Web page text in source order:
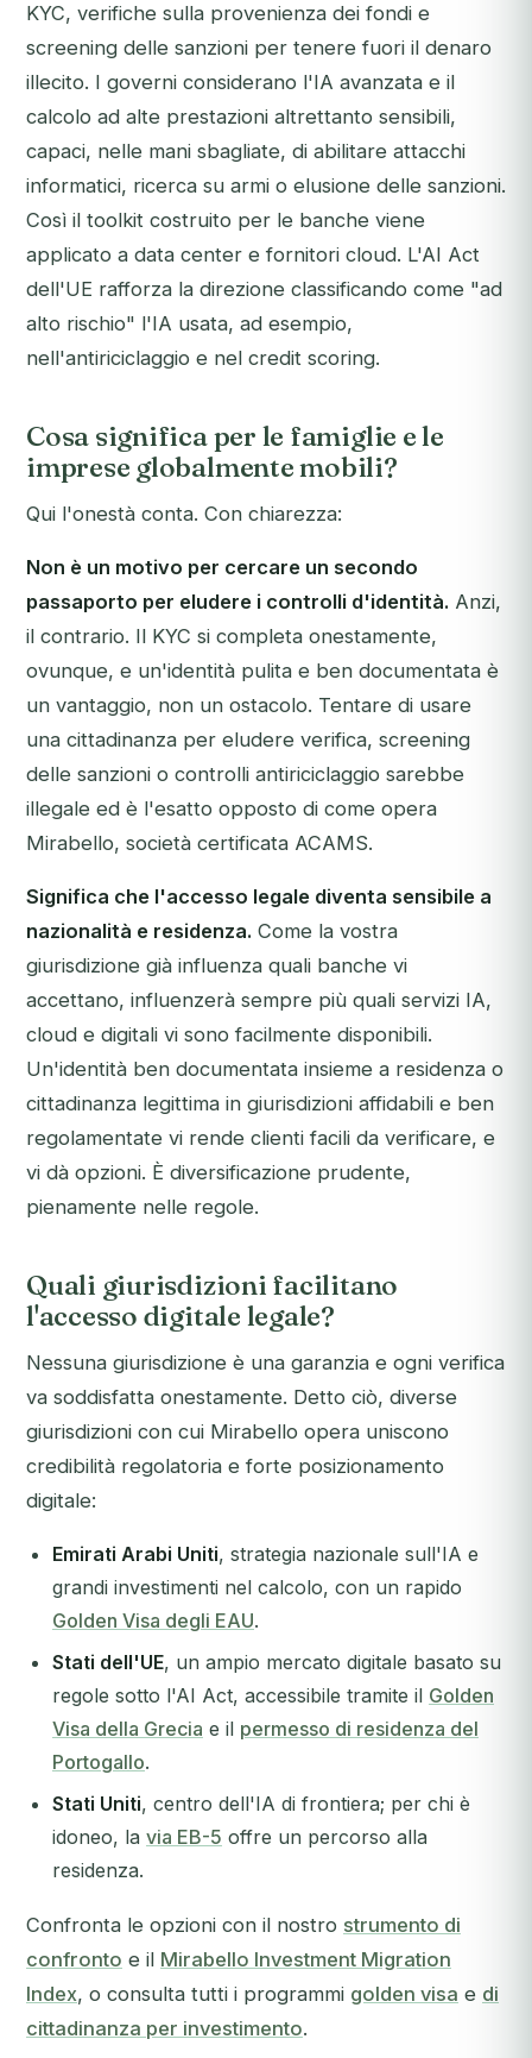
KYC, verifiche sulla provenienza dei fondi e
screening delle sanzioni per tenere fuori il denaro
illecito. I governi considerano l'IA avanzata e il
calcolo ad alte prestazioni altrettanto sensibili,
capaci, nelle mani sbagliate, di abilitare attacchi
informatici, ricerca su armi o elusione delle sanzioni.
Così il toolkit costruito per le banche viene
applicato a data center e fornitori cloud. L'AI Act
dell'UE rafforza la direzione classificando come "ad
alto rischio" l'IA usata, ad esempio,
nell'antiriciclaggio e nel credit scoring.
Cosa significa per le famiglie e le
imprese globalmente mobili?
Qui l'onestà conta. Con chiarezza:
Non è un motivo per cercare un secondo
passaporto per eludere i controlli d'identità. Anzi,
il contrario. Il KYC si completa onestamente,
ovunque, e un'identità pulita e ben documentata è
un vantaggio, non un ostacolo. Tentare di usare
una cittadinanza per eludere verifica, screening
delle sanzioni o controlli antiriciclaggio sarebbe
illegale ed è l'esatto opposto di come opera
Mirabello, società certificata ACAMS.
Significa che l'accesso legale diventa sensibile a
nazionalità e residenza. Come la vostra
giurisdizione già influenza quali banche vi
accettano, influenzerà sempre più quali servizi IA,
cloud e digitali vi sono facilmente disponibili.
Un'identità ben documentata insieme a residenza o
cittadinanza legittima in giurisdizioni affidabili e ben
regolamentate vi rende clienti facili da verificare, e
vi dà opzioni. È diversificazione prudente,
pienamente nelle regole.
Quali giurisdizioni facilitano
l'accesso digitale legale?
Nessuna giurisdizione è una garanzia e ogni verifica
va soddisfatta onestamente. Detto ciò, diverse
giurisdizioni con cui Mirabello opera uniscono
credibilità regolatoria e forte posizionamento
digitale:
Emirati Arabi Uniti, strategia nazionale sull'IA e
grandi investimenti nel calcolo, con un rapido
Golden Visa degli EAU.
Stati dell'UE, un ampio mercato digitale basato su
regole sotto l'AI Act, accessibile tramite il Golden
Visa della Grecia e il permesso di residenza del
Portogallo.
Stati Uniti, centro dell'IA di frontiera; per chi è
idoneo, la via EB-5 offre un percorso alla
residenza.
Confronta le opzioni con il nostro strumento di
confronto e il Mirabello Investment Migration
Index, o consulta tutti i programmi golden visa e di
cittadinanza per investimento.